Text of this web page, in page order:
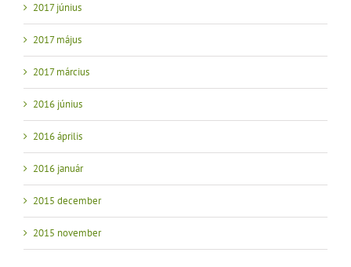
2017 június
2017 május
2017 március
2016 június
2016 április
2016 január
2015 december
2015 november